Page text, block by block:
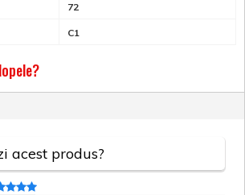
72
C1
acest produs?